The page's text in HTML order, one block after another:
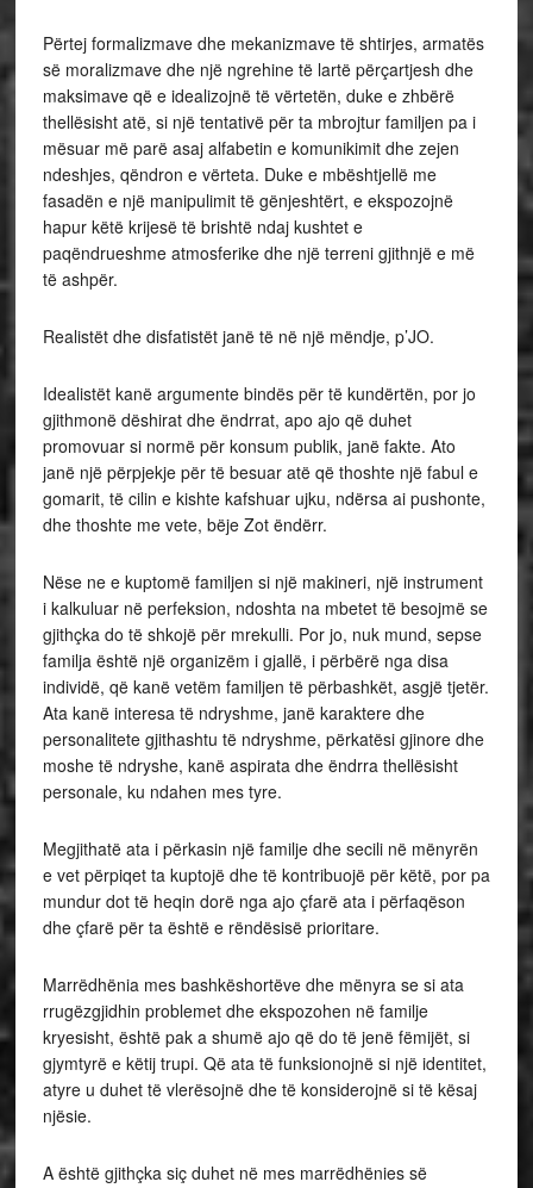
Përtej formalizmave dhe mekanizmave të shtirjes, armatës
së moralizmave dhe një ngrehine të lartë përçartjesh dhe
maksimave që e idealizojnë të vërtetën, duke e zhbërë
thellësisht atë, si një tentativë për ta mbrojtur familjen pa i
mësuar më parë asaj alfabetin e komunikimit dhe zejen
ndeshjes, qëndron e vërteta. Duke e mbështjellë me
fasadën e një manipulimit të gënjeshtërt, e ekspozojnë
hapur këtë krijesë të brishtë ndaj kushtet e
paqëndrueshme atmosferike dhe një terreni gjithnjë e më
të ashpër.
Realistët dhe disfatistët janë të në një mëndje, p’JO.
Idealistët kanë argumente bindës për të kundërtën, por jo
gjithmonë dëshirat dhe ëndrrat, apo ajo që duhet
promovuar si normë për konsum publik, janë fakte. Ato
janë një përpjekje për të besuar atë që thoshte një fabul e
gomarit, të cilin e kishte kafshuar ujku, ndërsa ai pushonte,
dhe thoshte me vete, bëje Zot ëndërr.
Nëse ne e kuptomë familjen si një makineri, një instrument
i kalkuluar në perfeksion, ndoshta na mbetet të besojmë se
gjithçka do të shkojë për mrekulli. Por jo, nuk mund, sepse
familja është një organizëm i gjallë, i përbërë nga disa
individë, që kanë vetëm familjen të përbashkët, asgjë tjetër.
Ata kanë interesa të ndryshme, janë karaktere dhe
personalitete gjithashtu të ndryshme, përkatësi gjinore dhe
moshe të ndryshe, kanë aspirata dhe ëndrra thellësisht
personale, ku ndahen mes tyre.
Megjithatë ata i përkasin një familje dhe secili në mënyrën
e vet përpiqet ta kuptojë dhe të kontribuojë për këtë, por pa
mundur dot të heqin dorë nga ajo çfarë ata i përfaqëson
dhe çfarë për ta është e rëndësisë prioritare.
Marrëdhënia mes bashkëshortëve dhe mënyra se si ata
rrugëzgjidhin problemet dhe ekspozohen në familje
kryesisht, është pak a shumë ajo që do të jenë fëmijët, si
gjymtyrë e këtij trupi. Që ata të funksionojnë si një identitet,
atyre u duhet të vlerësojnë dhe të konsiderojnë si të kësaj
njësie.
A është gjithçka siç duhet në mes marrëdhënies së